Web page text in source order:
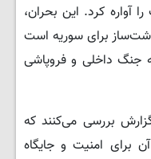
آواره کرد. این بحران،
برای سوریه است
داخلی و فروپاشی
بررسی می‌کنند که
برای امنیت و جایگاه